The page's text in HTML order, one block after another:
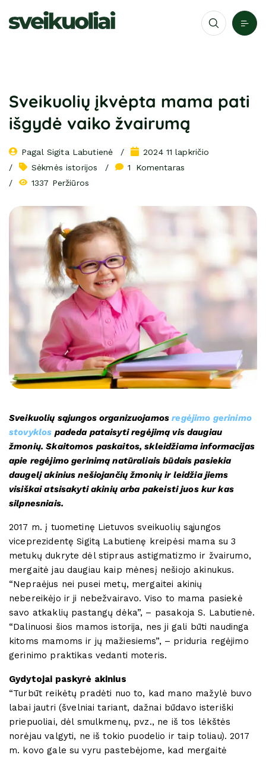
Sveikuolių įkvėpta mama pati
išgydė vaiko žvairumą
Pagal Sigita Labutienė
2024 11 lapkričio
Sėkmės istorijos
1
Komentaras
1337 Peržiūros
Sveikuolių sąjungos organizuojamosregėjimo gerinimo
stovyklos padeda pataisyti regėjimą vis daugiau
žmonių. Skaitomos paskaitos, skleidžiama informacijas
apie regėjimo gerinimą natūraliais būdais pasiekia
daugelį akinius nešiojančių žmonių ir leidžia jiems
visiškai atsisakyti akinių arba pakeisti juos kur kas
silpnesniais.
2017 m. į tuometinę Lietuvos sveikuolių sąjungos
viceprezidentę Sigitą Labutienę kreipėsi mama su 3
metukų dukryte dėl stipraus astigmatizmo ir žvairumo,
mergaitė jau daugiau kaip mėnesį nešiojo akinukus.
“Nepraėjus nei pusei metų, mergaitei akinių
nebereikėjo ir ji nebežvairavo. Viso to mama pasiekė
savo atkaklių pastangų dėka”, – pasakoja S. Labutienė.
“Dalinuosi šios mamos istorija, nes ji gali būti naudinga
kitoms mamoms ir jų mažiesiems”, – priduria regėjimo
gerinimo praktikas vedanti moteris.
Gydytojai paskyrė akinius
“Turbūt reikėtų pradėti nuo to, kad mano mažylė buvo
labai jautri (švelniai tariant, dažnai būdavo isteriški
priepuoliai, dėl smulkmenų, pvz., ne iš tos lėkštės
norėjau valgyti, ne iš tokio puodelio ir taip toliau). 2017
m. kovo gale su vyru pastebėjome, kad mergaitė